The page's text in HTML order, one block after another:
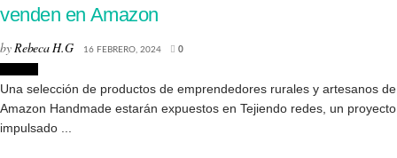
venden en Amazon
byRebeca H.G 16 FEBRERO, 2024 0
Una selección de productos de emprendedores rurales y artesanos de
Amazon Handmade estarán expuestos en Tejiendo redes, un proyecto
impulsado ...